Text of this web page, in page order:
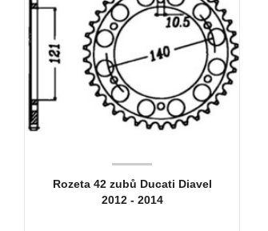
Rozeta 42 zubů Ducati Diavel
2012 - 2014